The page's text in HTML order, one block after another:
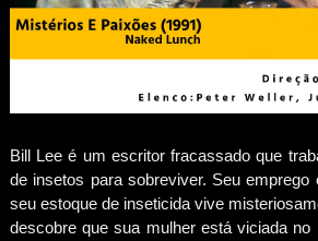
Bill Lee é um escritor fracassado que
de insetos para sobreviver. Seu
seu estoque de inseticida vive
descobre que sua mulher está viciada no